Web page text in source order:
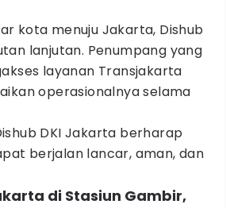
kota menuju Jakarta, Dishub
lanjutan. Penumpang yang
layanan Transjakarta
operasionalnya selama
DKI Jakarta berharap
berjalan lancar, aman, dan
di Stasiun Gambir,